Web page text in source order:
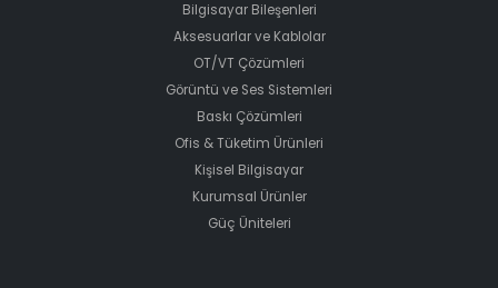
Bilgisayar Bileşenleri
Aksesuarlar ve Kablolar
OT/VT Çözümleri
Görüntü ve Ses Sistemleri
Baskı Çözümleri
Ofis & Tüketim Ürünleri
Kişisel Bilgisayar
Kurumsal Ürünler
Güç Üniteleri